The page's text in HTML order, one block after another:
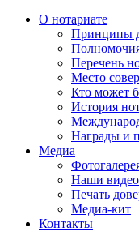
О нотариате
Принципы
Перечень
Место
Кто может
История
Награды и
Медиа
Наши видео
Печать
Медиа-кит
Контакты